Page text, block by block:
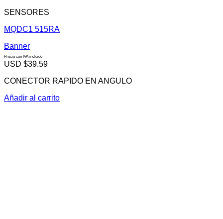
SENSORES
MQDC1 515RA
Banner
Precio con IVA incluido
USD $39.59
CONECTOR RAPIDO EN ANGULO
Añadir al carrito